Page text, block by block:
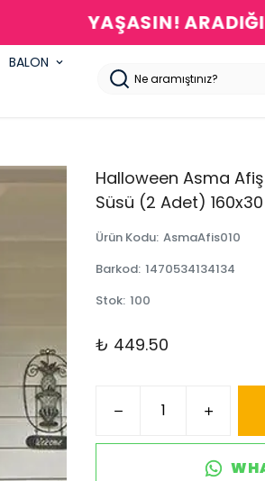
SHOW'DA
BALON
Halloween Asma Afiş
Süsü (2 Adet)
Ürün Kodu: AsmaAfis010
Barkod: 1470534134134
Stok: 100
₺ 449.50